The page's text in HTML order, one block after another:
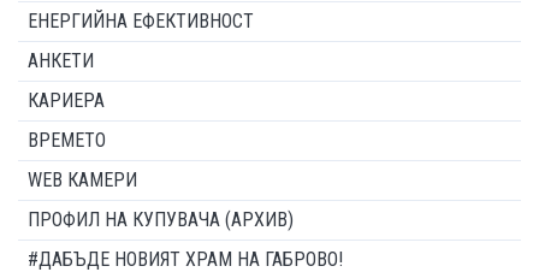
ЕНЕРГИЙНА ЕФЕКТИВНОСТ
АНКЕТИ
КАРИЕРА
ВРЕМЕТО
WEB КАМЕРИ
ПРОФИЛ НА КУПУВАЧА (АРХИВ)
#ДАБЪДЕ НОВИЯТ ХРАМ НА ГАБРОВО!